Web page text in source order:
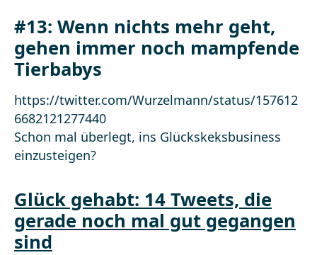
#13: Wenn nichts mehr geht,
gehen immer noch mampfende
Tierbabys
https://twitter.com/Wurzelmann/status/157612
6682121277440
Schon mal überlegt, ins Glückskeksbusiness
einzusteigen?
Glück gehabt: 14 Tweets, die
gerade noch mal gut gegangen
sind